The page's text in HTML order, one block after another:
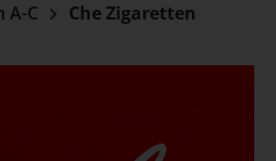
A-C Che Zigaretten